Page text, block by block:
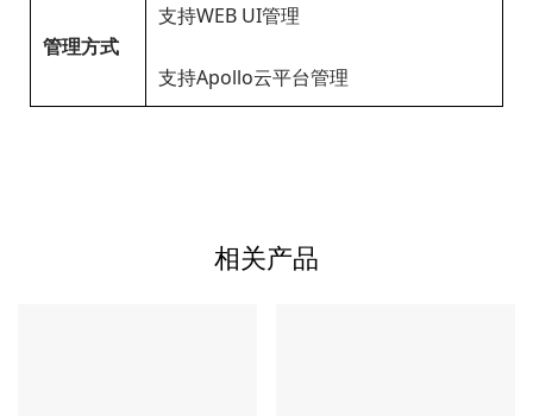
管理方式
支持WEB UI管理
支持Apollo云平台管理
相关产品